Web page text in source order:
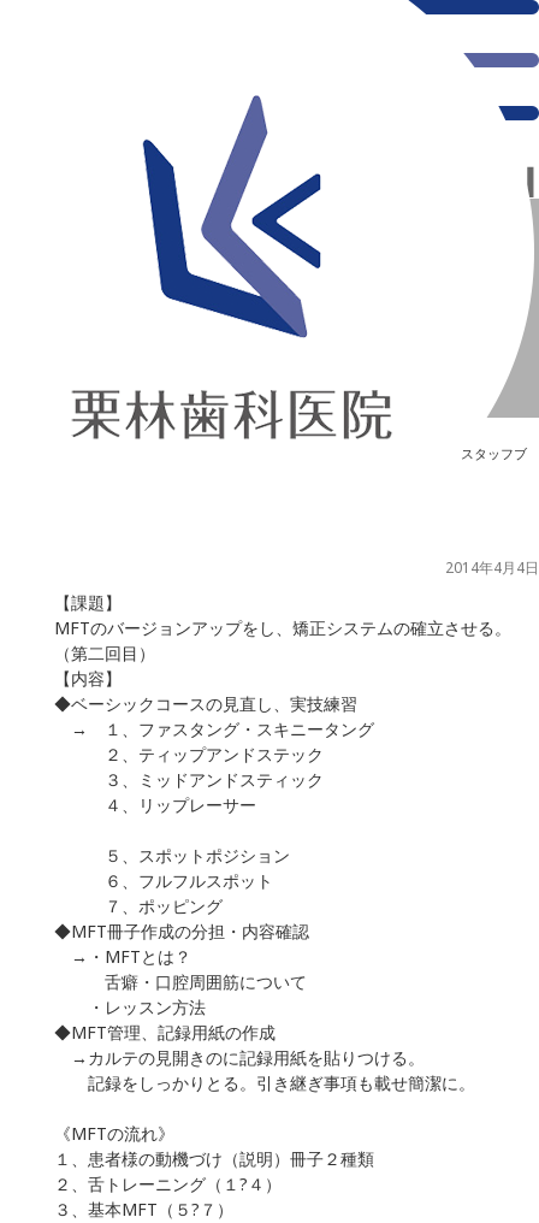
スタッフブ
2014年4月4日
【課題】
MFTのバージョンアップをし、矯正システムの確立させる。
（第二回目）
【内容】
◆ベーシックコースの見直し、実技練習
→ １、ファスタング・スキニータング
２、ティップアンドステック
３、ミッドアンドスティック
４、リップレーサー
５、スポットポジション
６、フルフルスポット
７、ポッピング
◆MFT冊子作成の分担・内容確認
→・MFTとは？
舌癖・口腔周囲筋について
・レッスン方法
◆MFT管理、記録用紙の作成
→カルテの見開きのに記録用紙を貼りつける。
記録をしっかりとる。引き継ぎ事項も載せ簡潔に。
《MFTの流れ》
１、患者様の動機づけ（説明）冊子２種類
２、舌トレーニング（１?４）
３、基本MFT（５?７）